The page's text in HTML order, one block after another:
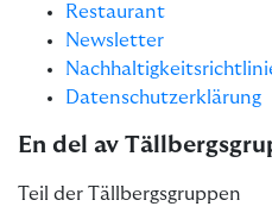
Restaurant
Newsletter
Datenschutzerklärung
En del av
Teil der Tällbergsgruppen